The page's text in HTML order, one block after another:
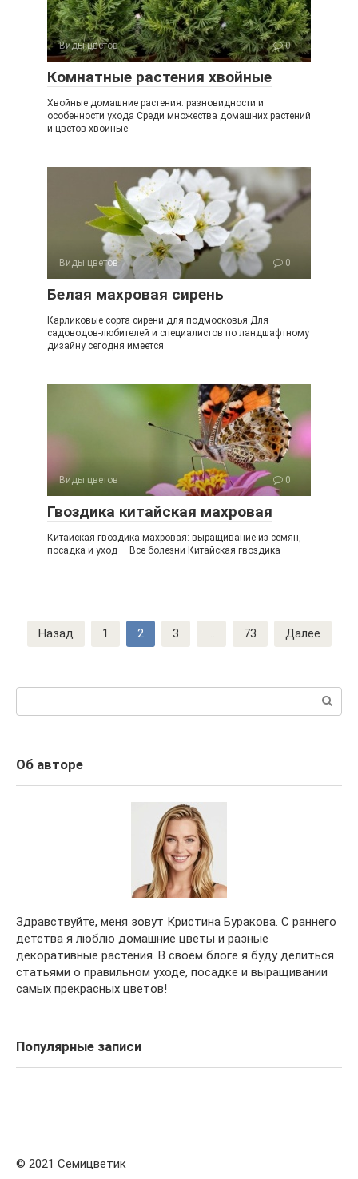
Виды цветов 0
Комнатные растения хвойные
Хвойные домашние растения: разновидности и
особенности ухода Среди множества домашних растений
и цветов хвойные
Виды цветов 0
Белая махровая сирень
Карликовые сорта сирени для подмосковья Для
садоводов-любителей и специалистов по ландшафтному
дизайну сегодня имеется
Виды цветов 0
Гвоздика китайская махровая
Китайская гвоздика махровая: выращивание из семян,
посадка и уход — Все болезни Китайская гвоздика
Навигация
по
Назад 1 2 3 73 Далее
Об авторе
Здравствуйте, меня зовут Кристина Буракова. С раннего
детства я люблю домашние цветы и разные
декоративные растения. В своем блоге я буду делиться
статьями о правильном уходе, посадке и выращивании
самых прекрасных цветов!
Популярные записи
© 2021 Семицветик